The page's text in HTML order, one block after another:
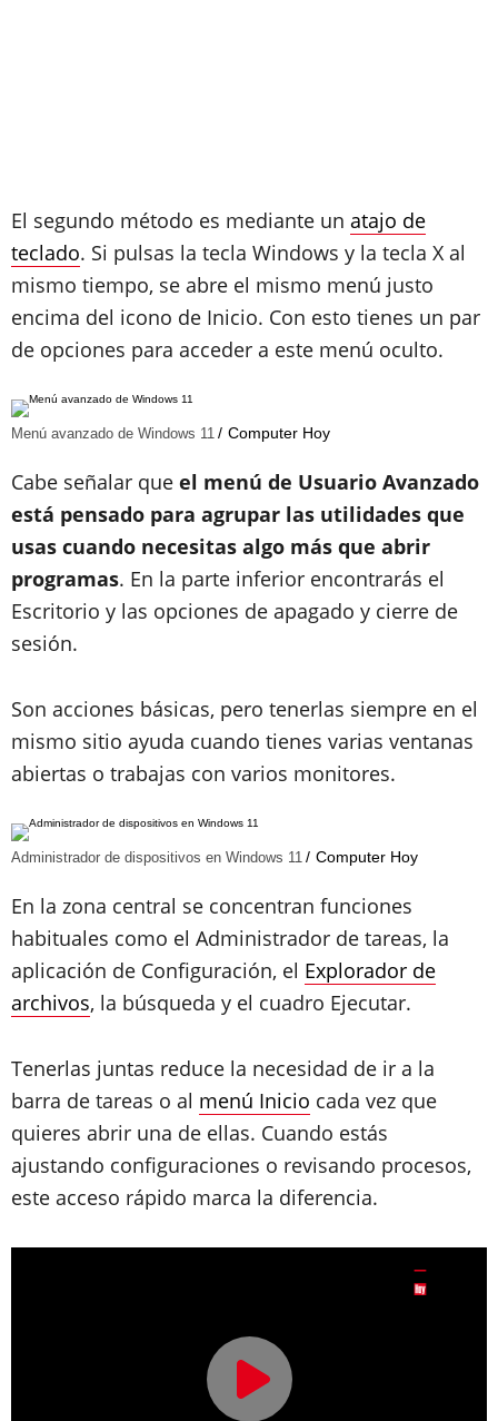
El segundo método es mediante un atajo de
teclado. Si pulsas la tecla Windows y la tecla X al
mismo tiempo, se abre el mismo menú justo
encima del icono de Inicio. Con esto tienes un par
de opciones para acceder a este menú oculto.
Menú avanzado de Windows 11 Computer Hoy
Cabe señalar que el menú de Usuario Avanzado
está pensado para agrupar las utilidades que
usas cuando necesitas algo más que abrir
programas. En la parte inferior encontrarás el
Escritorio y las opciones de apagado y cierre de
sesión.
Son acciones básicas, pero tenerlas siempre en el
mismo sitio ayuda cuando tienes varias ventanas
abiertas o trabajas con varios monitores.
Administrador de dispositivos en Windows 11 Computer Hoy
En la zona central se concentran funciones
habituales como el Administrador de tareas, la
aplicación de Configuración, el Explorador de
archivos, la búsqueda y el cuadro Ejecutar.
Tenerlas juntas reduce la necesidad de ir a la
barra de tareas o al menú Inicio cada vez que
quieres abrir una de ellas. Cuando estás
ajustando configuraciones o revisando procesos,
este acceso rápido marca la diferencia.